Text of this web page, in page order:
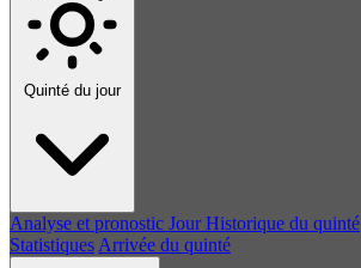
Quinté du jour
Analyse et pronostic Jour Historique du quinté
Statistiques Arrivée du quinté